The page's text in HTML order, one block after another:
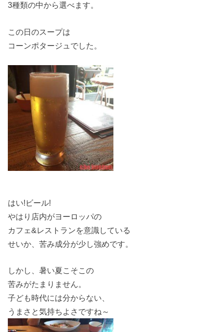
3種類の中から選べます。
この日のスープは
コーンポタージュでした。
はい!ビール!
やはり店内がヨーロッパの
カフェ&レストランを意識している
せいか、苦み成分が少し強めです。
しかし、暑い夏こそこの
苦みがたまりません。
子ども時代には分からない、
うまさと気持ちよさですね～